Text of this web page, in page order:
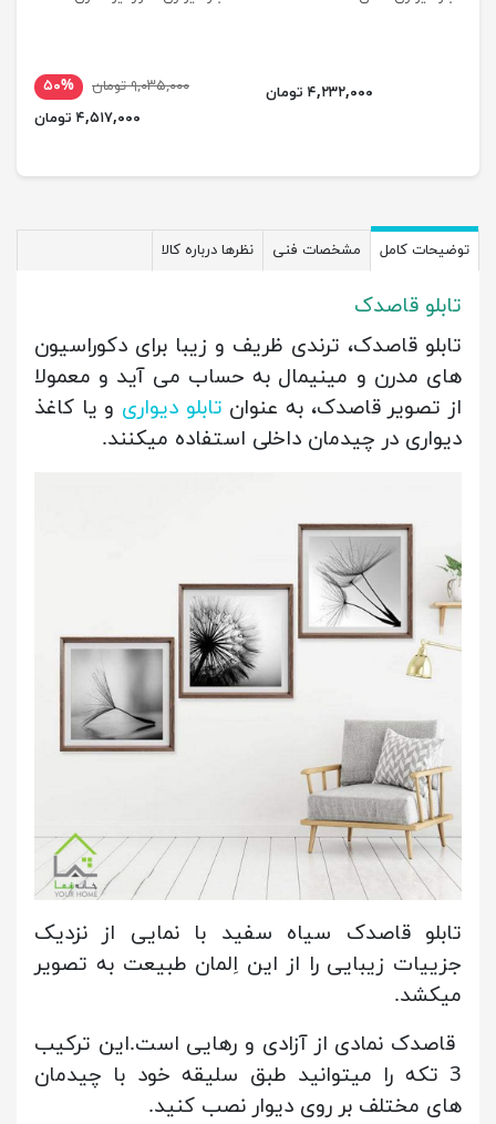
۴,۲۳۲,۰۰۰ تومان ۹,۰۳۵,۰۰۰ تومان
۵۰%
۴,۵۱۷,۰۰۰ تومان
توضیحات کامل مشخصات فنی نظرها درباره کالا
تابلو قاصدک
تابلو قاصدک، ترندی ظریف و زیبا برای دکوراسیون
های مدرن و مینیمال به حساب می آید و معمولا
از تصویر قاصدک، به عنوان تابلو دیواری و یا کاغذ
دیواری در چیدمان داخلی استفاده میکنند.
تابلو قاصدک سیاه سفید با نمایی از نزدیک
جزییات زیبایی را از این اِلمان طبیعت به تصویر
میکشد.
قاصدک نمادی از آزادی و رهایی است.این ترکیب
3 تکه را میتوانید طبق سلیقه خود با چیدمان
های مختلف بر روی دیوار نصب کنید.